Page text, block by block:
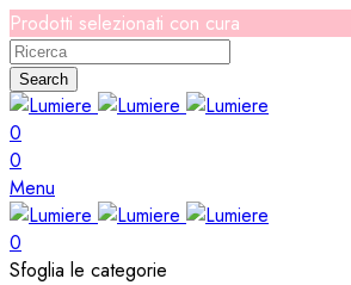
Prodotti selezionati con cura
Search
0
0
Menu
0
Sfoglia le categorie